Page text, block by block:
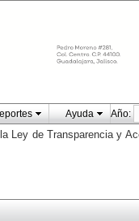
Ayuda Año:
Ley de Transparencia y